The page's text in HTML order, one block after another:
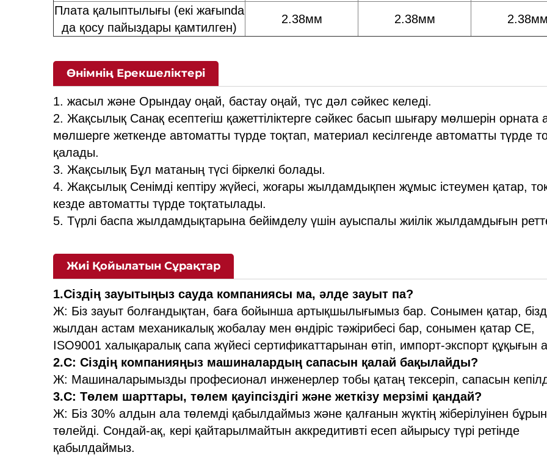
Плата қалыптылығы (екі жағыnda
да қосу пайыздары қамтилген)
2.38мм 2.38мм 2.38мм
Өнімнің Ерекшеліктері
1. жасыл және Орындау оңай, бастау оңай, түс дәл сәйкес келеді.
2. Жақсылық Санақ есептегіш қажеттіліктерге сәйкес басып шығару мөлшерін орната
мөлшерге жеткенде автоматты түрде тоқтап, материал кесілгенде автоматты түрде
қалады.
3. Жақсылық Бұл матаның түсі біркелкі болады.
4. Жақсылық Сенімді кептіру жүйесі, жоғары жылдамдықпен жұмыс істеумен қатар,
кезде автоматты түрде тоқтатылады.
5. Түрлі баспа жылдамдықтарына бейімделу үшін ауыспалы жиілік жылдамдығын
Жиі Қойылатын Сұрақтар
1.Сіздің зауытыңыз сауда компаниясы ма, әлде зауыт па?
Ж: Біз зауыт болғандықтан, баға бойынша артықшылығымыз бар. Сонымен қатар,
жылдан астам механикалық жобалау мен өндіріс тәжірибесі бар, сонымен қатар CE,
ISO9001 халықаралық сапа жүйесі сертификаттарынан өтіп, импорт-экспорт құқығын
2.С: Сіздің компанияңыз машиналардың сапасын қалай бақылайды?
Ж: Машиналарымызды професионал инженерлер тобы қатаң тексеріп, сапасын
3.С: Төлем шарттары, төлем қауіпсіздігі және жеткізу мерзімі қандай?
Ж: Біз 30% алдын ала төлемді қабылдаймыз және қалғанын жүктің жіберілуінен бұрын
төлейді. Сондай-ақ, кері қайтарылмайтын аккредитивті есеп айырысу түрі ретінде
қабылдаймыз.